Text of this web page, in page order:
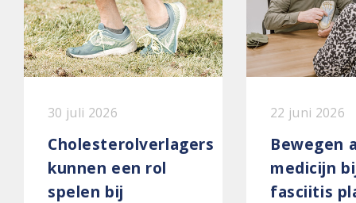
30 juli 2026
Cholesterolverlagers
kunnen een rol
spelen bij
22 juni 2026
Bewegen
medicijn
fasciitis